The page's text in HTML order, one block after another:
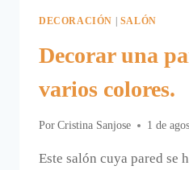
DECORACIÓN | SALÓN
Decorar una
varios colores.
Por Cristina Sanjose 1 de
Este salón cuya pared se